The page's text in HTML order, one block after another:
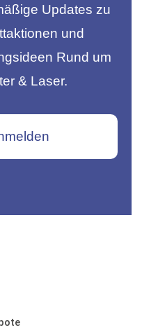
Updates zu
und
Rund um
& Laser.